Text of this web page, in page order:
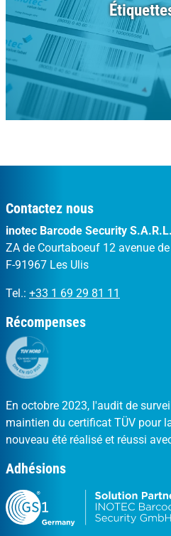
Contactez nous
inotec Barcode Security S.A.R.L.
ZA de Courtaboeuf 12 avenue
F-91967 Les Ulis
Tel.: +33 1 69 29 81 11
Récompenses
En octobre 2023, l'audit de
maintien du certificat TÜV pour
nouveau été réalisé et réussi
Adhésions